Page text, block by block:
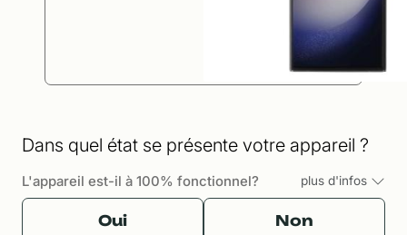
Dans quel état se présente votre appareil ?
L'appareil est-il à 100% fonctionnel? plus d'infos
Oui Non